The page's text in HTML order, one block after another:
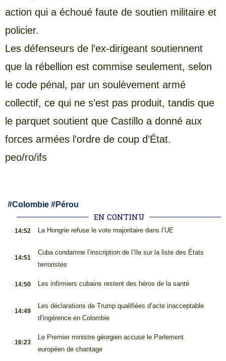
action qui a échoué faute de soutien militaire et
policier.
Les défenseurs de l’ex-dirigeant soutiennent
que la rébellion est commise seulement, selon
le code pénal, par un soulèvement armé
collectif, ce qui ne s’est pas produit, tandis que
le parquet soutient que Castillo a donné aux
forces armées l’ordre de coup d’État.
peo/ro/ifs
#Colombie #Pérou
EN CONTINU
.14:52 La Hongrie refuse le vote majoritaire dans l’UE
.14:51
Cuba condamne l’inscription de l’île sur la liste des États
terroristes
.14:50 Les infirmiers cubains restent des héros de la santé
.14:49
Les déclarations de Trump qualifiées d’acte inacceptable
d’ingérence en Colombie
.16:23
Le Premier ministre géorgien accuse le Parlement
européen de chantage